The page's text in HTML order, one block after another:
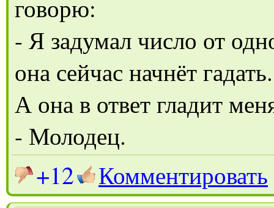
говорю:
- Я задумал число от
она сейчас начнёт гадать.
А она в ответ гладит
- Молодец.
+12
Комментировать